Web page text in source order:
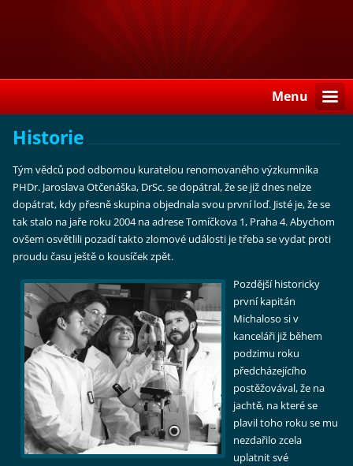
Menu
Historie
Tým vědců pod odbornou kuratelou renomovaného výzkumníka
PHDr. Jaroslava Otčenáška, DrSc. se dopátral, že se již dnes nelze
dopátrat, kdy přesně skupina objednala svou první loď. Jisté je, že se
tak stalo na jaře roku 2004 na adrese Tomíčkova 1, Praha 4. Abychom
ovšem osvětlili pozadí takto zlomové události je třeba se vydat proti
proudu času ještě o kousíček zpět.
Pozdější historicky
první kapitán
Michaloso si v
kanceláři již během
podzimu roku
předcházejícího
postěžovával, že na
jachtě, na které se
plavil toho roku se mu
nezdařilo zcela
uplatnit své